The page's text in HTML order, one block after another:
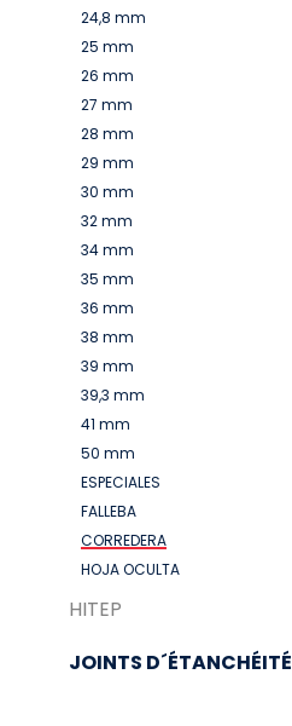
24,8 mm
25 mm
26 mm
27 mm
28 mm
29 mm
30 mm
32 mm
34 mm
35 mm
36 mm
38 mm
39 mm
39,3 mm
41 mm
50 mm
ESPECIALES
FALLEBA
CORREDERA
HOJA OCULTA
HITEP
JOINTS D´ÉTANCHÉITÉ